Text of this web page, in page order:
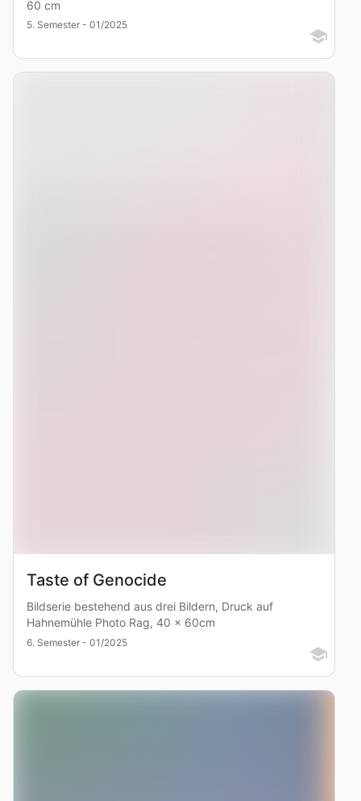
60 cm
5. Semester - 01/2025
Taste of Genocide
Bildserie bestehend aus drei Bildern, Druck auf
Hahnemühle Photo Rag, 40 x 60cm
6. Semester - 01/2025